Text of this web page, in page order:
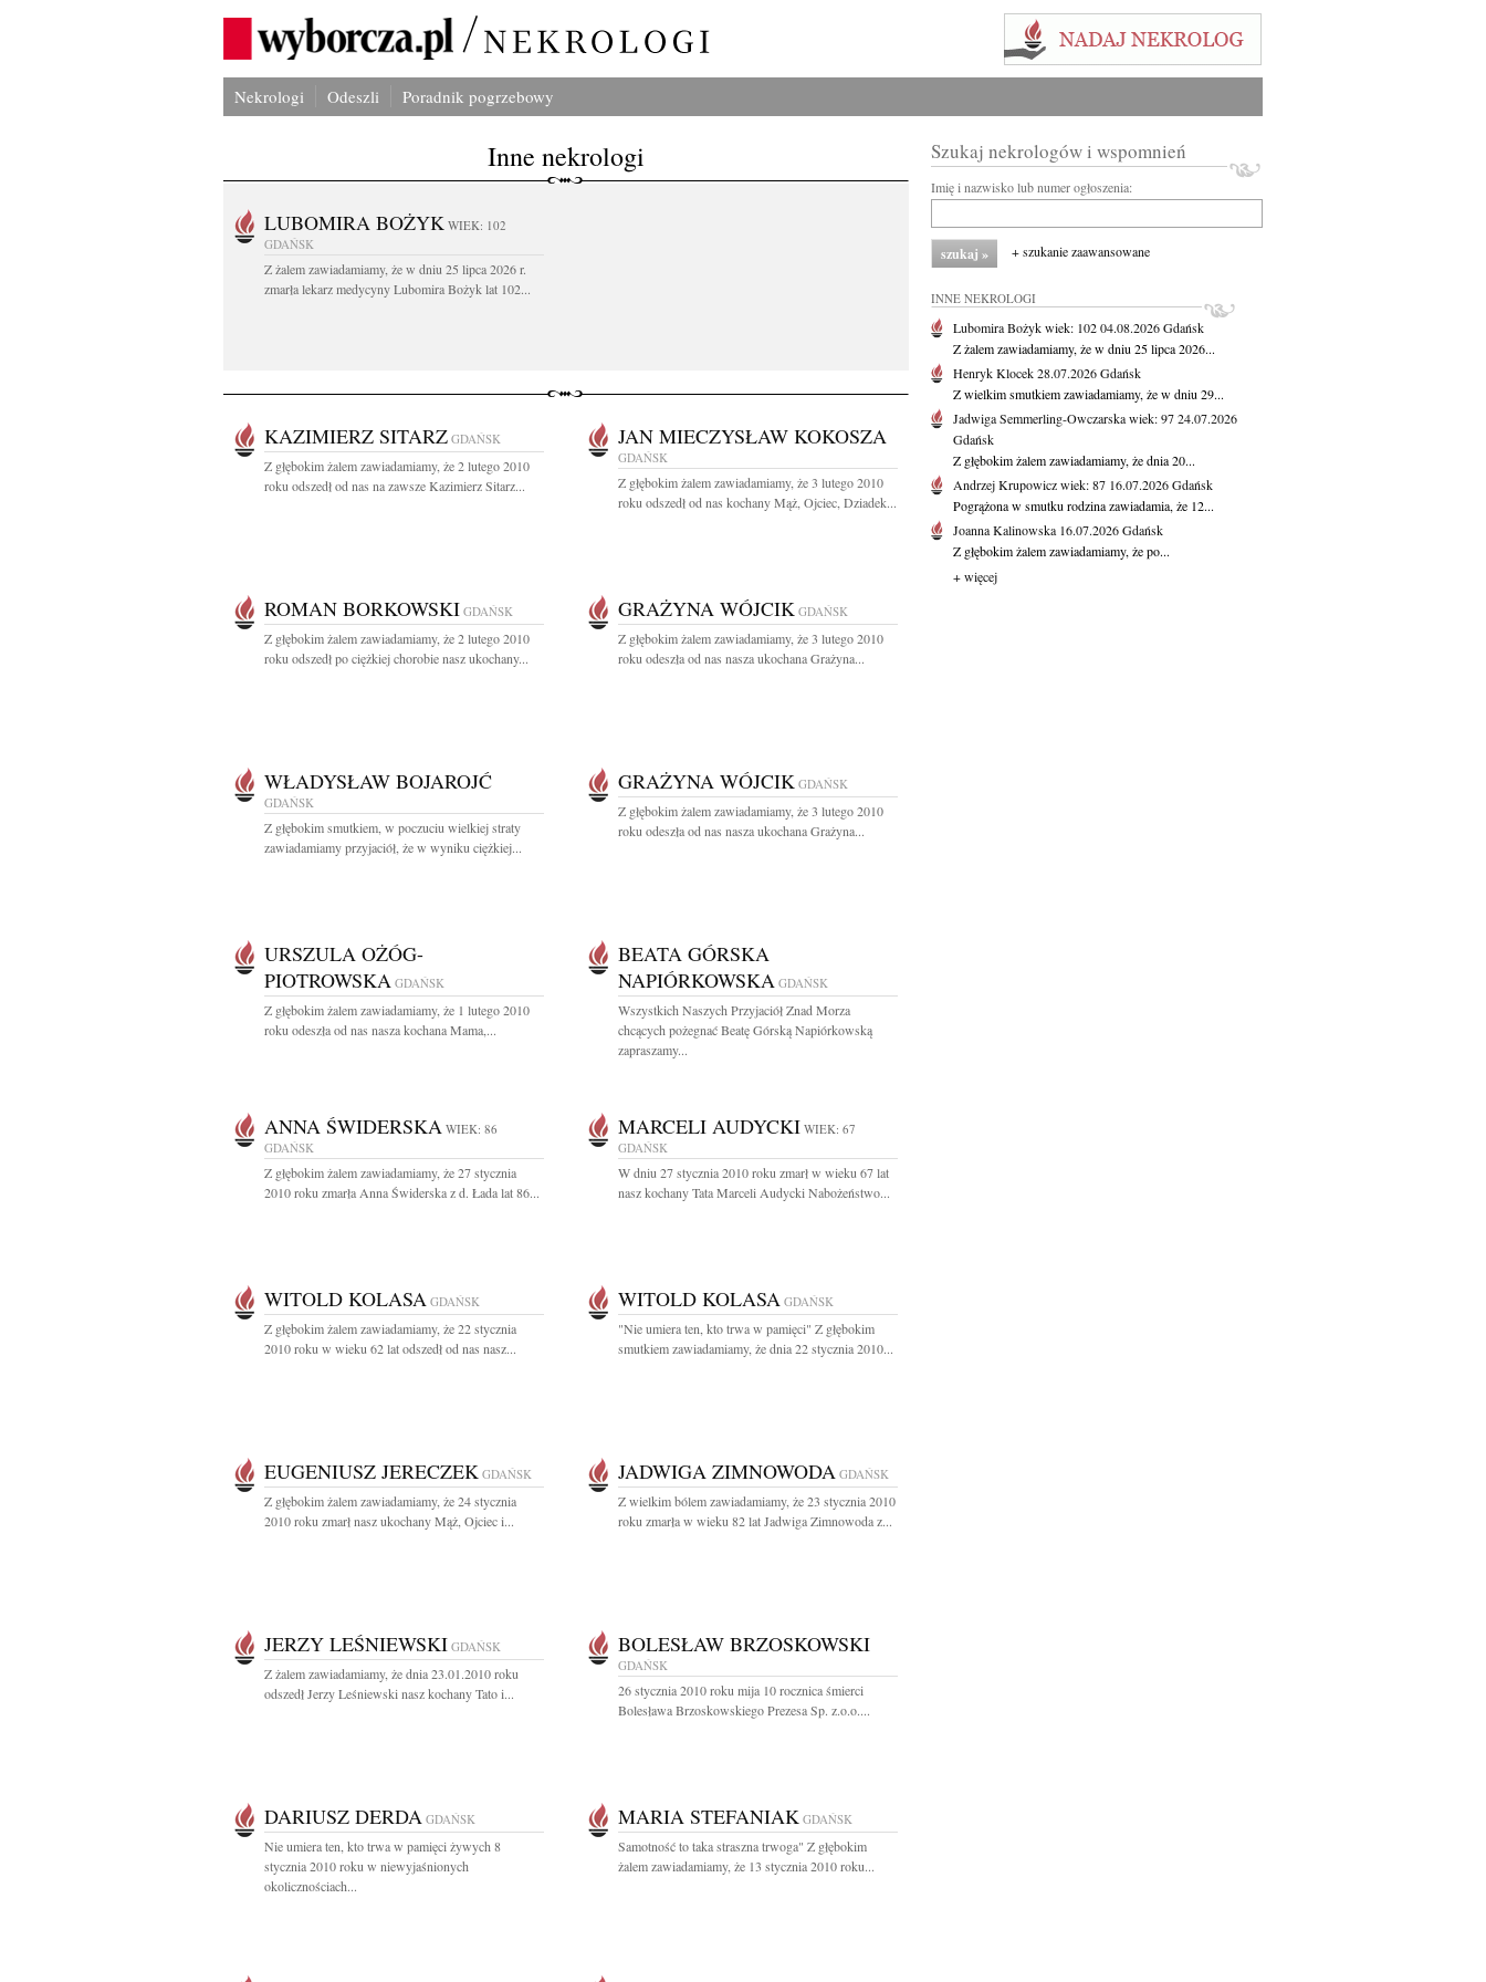
Nekrologi Odeszli Poradnik pogrzebowy
Inne nekrologi
LUBOMIRA BOŻYK WIEK: 102
GDAŃSK
Z żalem zawiadamiamy, że w dniu 25 lipca 2026 r.
zmarła lekarz medycyny Lubomira Bożyk lat 102...
KAZIMIERZ SITARZ GDAŃSK
Z głębokim żalem zawiadamiamy, że 2 lutego 2010
roku odszedł od nas na zawsze Kazimierz Sitarz...
JAN MIECZYSŁAW KOKOSZA
GDAŃSK
Z głębokim żalem zawiadamiamy, że 3 lutego 2010
roku odszedł od nas kochany Mąż, Ojciec, Dziadek...
ROMAN BORKOWSKI GDAŃSK
Z głębokim żalem zawiadamiamy, że 2 lutego 2010
roku odszedł po ciężkiej chorobie nasz ukochany...
GRAŻYNA WÓJCIK GDAŃSK
Z głębokim żalem zawiadamiamy, że 3 lutego 2010
roku odeszła od nas nasza ukochana Grażyna...
WŁADYSŁAW BOJAROJĆ
GDAŃSK
Z głębokim smutkiem, w poczuciu wielkiej straty
zawiadamiamy przyjaciół, że w wyniku ciężkiej...
GRAŻYNA WÓJCIK GDAŃSK
Z głębokim żalem zawiadamiamy, że 3 lutego 2010
roku odeszła od nas nasza ukochana Grażyna...
URSZULA OŻÓG-
PIOTROWSKA GDAŃSK
Z głębokim żalem zawiadamiamy, że 1 lutego 2010
roku odeszła od nas nasza kochana Mama,...
BEATA GÓRSKA
NAPIÓRKOWSKA GDAŃSK
Wszystkich Naszych Przyjaciół Znad Morza
chcących pożegnać Beatę Górską Napiórkowską
zapraszamy...
ANNA ŚWIDERSKA WIEK: 86
GDAŃSK
Z głębokim żalem zawiadamiamy, że 27 stycznia
2010 roku zmarła Anna Świderska z d. Łada lat 86...
MARCELI AUDYCKI WIEK: 67
GDAŃSK
W dniu 27 stycznia 2010 roku zmarł w wieku 67 lat
nasz kochany Tata Marceli Audycki Nabożeństwo...
WITOLD KOLASA GDAŃSK
Z głębokim żalem zawiadamiamy, że 22 stycznia
2010 roku w wieku 62 lat odszedł od nas nasz...
WITOLD KOLASA GDAŃSK
"Nie umiera ten, kto trwa w pamięci" Z głębokim
smutkiem zawiadamiamy, że dnia 22 stycznia 2010...
EUGENIUSZ JERECZEK GDAŃSK
Z głębokim żalem zawiadamiamy, że 24 stycznia
2010 roku zmarł nasz ukochany Mąż, Ojciec i...
JADWIGA ZIMNOWODA GDAŃSK
Z wielkim bólem zawiadamiamy, że 23 stycznia 2010
roku zmarła w wieku 82 lat Jadwiga Zimnowoda z...
JERZY LEŚNIEWSKI GDAŃSK
Z żalem zawiadamiamy, że dnia 23.01.2010 roku
odszedł Jerzy Leśniewski nasz kochany Tato i...
BOLESŁAW BRZOSKOWSKI
GDAŃSK
26 stycznia 2010 roku mija 10 rocznica śmierci
Bolesława Brzoskowskiego Prezesa Sp. z.o.o....
DARIUSZ DERDA GDAŃSK
Nie umiera ten, kto trwa w pamięci żywych 8
stycznia 2010 roku w niewyjaśnionych
okolicznościach...
MARIA STEFANIAK GDAŃSK
Samotność to taka straszna trwoga" Z głębokim
żalem zawiadamiamy, że 13 stycznia 2010 roku...
Szukaj nekrologów i wspomnień
Imię i nazwisko lub numer ogłoszenia:
+ szukanie zaawansowane
INNE NEKROLOGI
Lubomira Bożykwiek: 10204.08.2026Gdańsk
Z żalem zawiadamiamy, że w dniu 25 lipca 2026...
Henryk Klocek28.07.2026Gdańsk
Z wielkim smutkiem zawiadamiamy, że w dniu 29...
Jadwiga Semmerling-Owczarskawiek: 9724.07.2026
Gdańsk
Z głębokim żalem zawiadamiamy, że dnia 20...
Andrzej Krupowiczwiek: 87 16.07.2026Gdańsk
Pogrążona w smutku rodzina zawiadamia, że 12...
Joanna Kalinowska 16.07.2026Gdańsk
Z głębokim żalem zawiadamiamy, że po...
+ więcej